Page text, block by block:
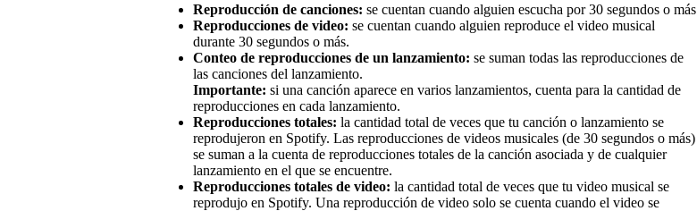
Reproducción de canciones: se cuentan cuando alguien escucha por 30 segundos o más
Reproducciones de video: se cuentan cuando alguien reproduce el video musical
durante 30 segundos o más.
Conteo de reproducciones de un lanzamiento: se suman todas las reproducciones de
las canciones del lanzamiento.
Importante: si una canción aparece en varios lanzamientos, cuenta para la cantidad de
reproducciones en cada lanzamiento.
Reproducciones totales: la cantidad total de veces que tu canción o lanzamiento se
reprodujeron en Spotify. Las reproducciones de videos musicales (de 30 segundos o más)
se suman a la cuenta de reproducciones totales de la canción asociada y de cualquier
lanzamiento en el que se encuentre.
Reproducciones totales de video: la cantidad total de veces que tu video musical se
reprodujo en Spotify. Una reproducción de video solo se cuenta cuando el video se